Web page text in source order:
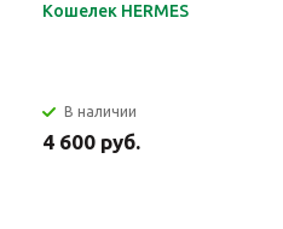
Кошелек HERMES
В наличии
4 600 руб.